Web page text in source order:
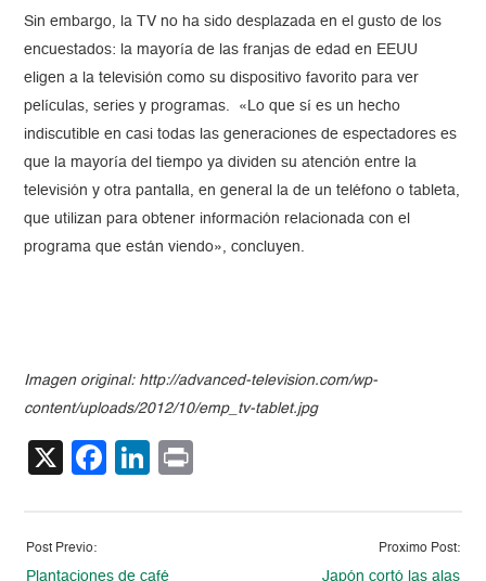
Sin embargo, la TV no ha sido desplazada en el gusto de los
encuestados: la mayoría de las franjas de edad en EEUU
eligen a la televisión como su dispositivo favorito para ver
películas, series y programas. «Lo que sí es un hecho
indiscutible en casi todas las generaciones de espectadores es
que la mayoría del tiempo ya dividen su atención entre la
televisión y otra pantalla, en general la de un teléfono o tableta,
que utilizan para obtener información relacionada con el
programa que están viendo», concluyen.
Imagen original: http://advanced-television.com/wp-
content/uploads/2012/10/emp_tv-tablet.jpg
X Facebook
LinkedIn
Post Previo:
Plantaciones de café
Proximo Post:
Japón cortó las alas